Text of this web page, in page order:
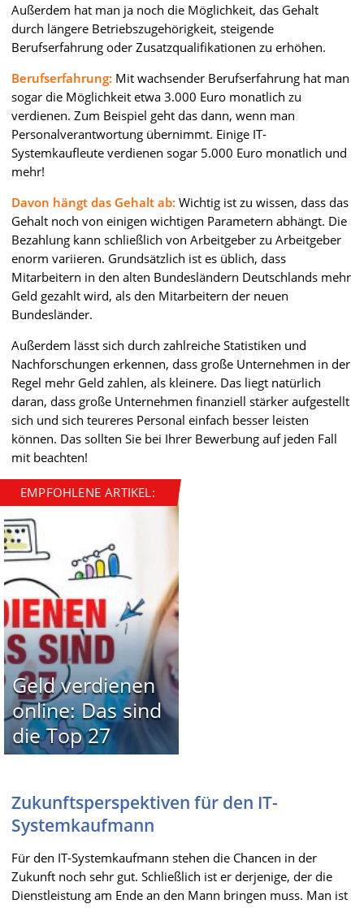
Außerdem hat man ja noch die Möglichkeit, das Gehalt
durch längere Betriebszugehörigkeit, steigende
Berufserfahrung oder Zusatzqualifikationen zu erhöhen.
Berufserfahrung: Mit wachsender Berufserfahrung hat man
sogar die Möglichkeit etwa 3.000 Euro monatlich zu
verdienen. Zum Beispiel geht das dann, wenn man
Personalverantwortung übernimmt. Einige IT-
Systemkaufleute verdienen sogar 5.000 Euro monatlich und
mehr!
Davon hängt das Gehalt ab: Wichtig ist zu wissen, dass das
Gehalt noch von einigen wichtigen Parametern abhängt. Die
Bezahlung kann schließlich von Arbeitgeber zu Arbeitgeber
enorm variieren. Grundsätzlich ist es üblich, dass
Mitarbeitern in den alten Bundesländern Deutschlands mehr
Geld gezahlt wird, als den Mitarbeitern der neuen
Bundesländer.
Außerdem lässt sich durch zahlreiche Statistiken und
Nachforschungen erkennen, dass große Unternehmen in der
Regel mehr Geld zahlen, als kleinere. Das liegt natürlich
daran, dass große Unternehmen finanziell stärker aufgestellt
sich und sich teureres Personal einfach besser leisten
können. Das sollten Sie bei Ihrer Bewerbung auf jeden Fall
mit beachten!
EMPFOHLENE ARTIKEL:
Geld verdienen
online: Das sind
die Top 27
Zukunftsperspektiven für den IT-
Systemkaufmann
Für den IT-Systemkaufmann stehen die Chancen in der
Zukunft noch sehr gut. Schließlich ist er derjenige, der die
Dienstleistung am Ende an den Mann bringen muss. Man ist